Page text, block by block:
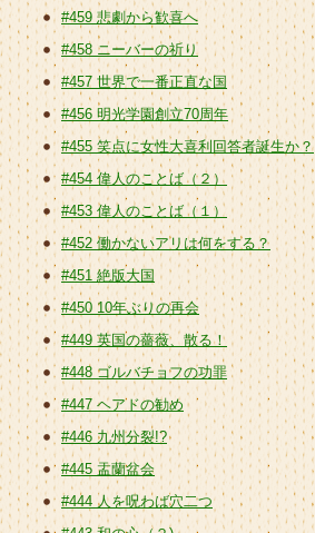
#459 悲劇から歓喜へ
#458 ニーバーの祈り
#457 世界で一番正直な国
#456 明光学園創立70周年
#455 笑点に女性大喜利回答者誕生か？
#454 偉人のことば（２）
#453 偉人のことば（１）
#452 働かないアリは何をする？
#451 絶版大国
#450 10年ぶりの再会
#449 英国の薔薇、散る！
#448 ゴルバチョフの功罪
#447 ヘアドの勧め
#446 九州分裂!?
#445 盂蘭盆会
#444 人を呪わば穴二つ